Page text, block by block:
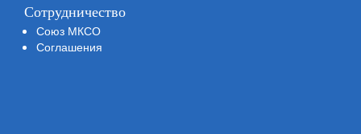
Сотрудничество
Союз МКСО
Соглашения